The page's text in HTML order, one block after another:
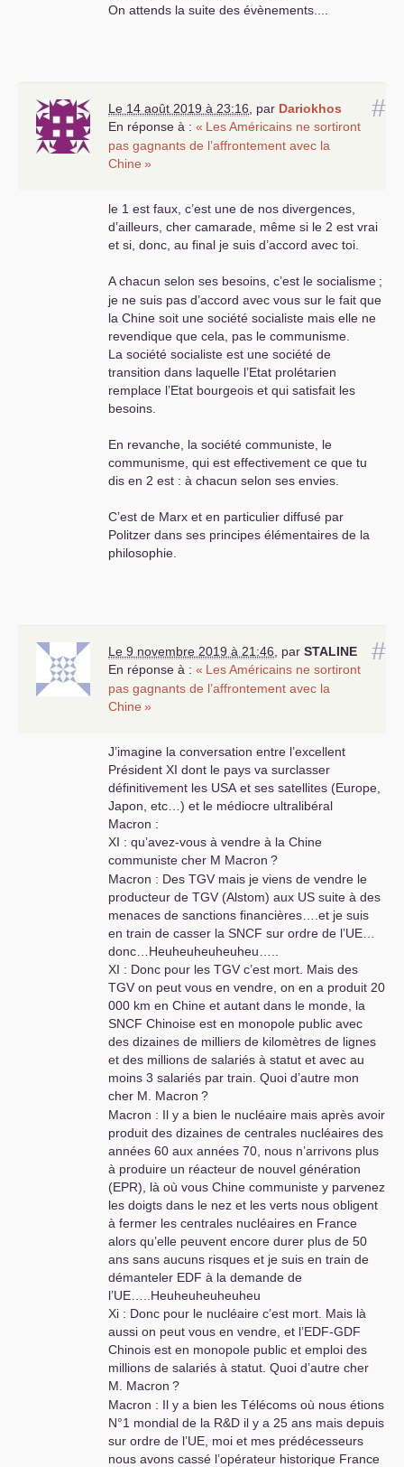
On attends la suite des évènements....
#
Le 14 août 2019 à 23:16 par Dariokhos
En réponse à : « Les Américains ne sortiront
pas gagnants de l’affrontement avec la
Chine »
le 1 est faux, c’est une de nos divergences,
d’ailleurs, cher camarade, même si le 2 est vrai
et si, donc, au final je suis d’accord avec toi.
A chacun selon ses besoins, c’est le socialisme ;
je ne suis pas d’accord avec vous sur le fait que
la Chine soit une société socialiste mais elle ne
revendique que cela, pas le communisme.
La société socialiste est une société de
transition dans laquelle l’Etat prolétarien
remplace l’Etat bourgeois et qui satisfait les
besoins.
En revanche, la société communiste, le
communisme, qui est effectivement ce que tu
dis en 2 est : à chacun selon ses envies.
C’est de Marx et en particulier diffusé par
Politzer dans ses principes élémentaires de la
philosophie.
#
Le 9 novembre 2019 à 21:46 par STALINE
En réponse à : « Les Américains ne sortiront
pas gagnants de l’affrontement avec la
Chine »
J’imagine la conversation entre l’excellent
Président XI dont le pays va surclasser
définitivement les USA et ses satellites (Europe,
Japon, etc…) et le médiocre ultralibéral
Macron :
XI : qu’avez-vous à vendre à la Chine
communiste cher M Macron ?
Macron : Des TGV mais je viens de vendre le
producteur de TGV (Alstom) aux US suite à des
menaces de sanctions financières….et je suis
en train de casser la SNCF sur ordre de l’UE
donc…Heuheuheuheuheu…..
XI : Donc pour les TGV c’est mort. Mais des
TGV on peut vous en vendre, on en a produit 20
000 km en Chine et autant dans le monde, la
SNCF Chinoise est en monopole public avec
des dizaines de milliers de kilomètres de lignes
et des millions de salariés à statut et avec au
moins 3 salariés par train. Quoi d’autre mon
cher M. Macron ?
Macron : Il y a bien le nucléaire mais après avoir
produit des dizaines de centrales nucléaires des
années 60 aux années 70, nous n’arrivons plus
à produire un réacteur de nouvel génération
(EPR), là où vous Chine communiste y parvenez
les doigts dans le nez et les verts nous obligent
à fermer les centrales nucléaires en France
alors qu’elle peuvent encore durer plus de 50
ans sans aucuns risques et je suis en train de
démanteler EDF à la demande de
l’UE …..Heuheuheuheuheu
Xi : Donc pour le nucléaire c’est mort. Mais là
aussi on peut vous en vendre, et l’EDF-GDF
Chinois est en monopole public et emploi des
millions de salariés à statut. Quoi d’autre cher
M. Macron ?
Macron : Il y a bien les Télécoms où nous étions
N°1 mondial de la R&D il y a 25 ans mais depuis
sur ordre de l’UE , moi et mes prédécesseurs
nous avons cassé l’opérateur historique France